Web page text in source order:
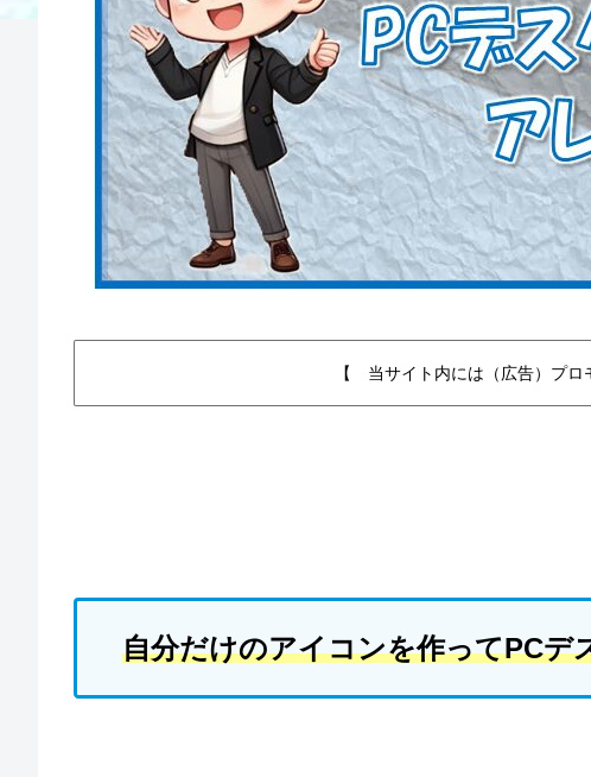
【 当サイト内には（広告）プ
自分だけのアイコンを作ってPC